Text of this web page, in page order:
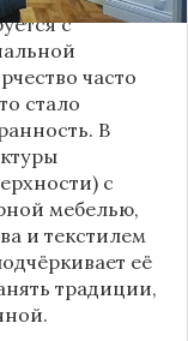
с
часто
стало
В
с
мебелью,
и текстилем
её
традиции,